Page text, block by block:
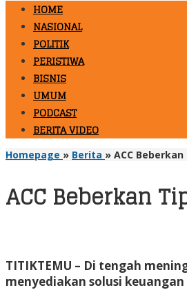
HOME
NASIONAL
POLITIK
PERISTIWA
BISNIS
UMUM
PODCAST
BERITA VIDEO
Homepage » Berita » ACC
ACC Beberkan
TITIKTEMU – Di tengah
menyediakan solusi